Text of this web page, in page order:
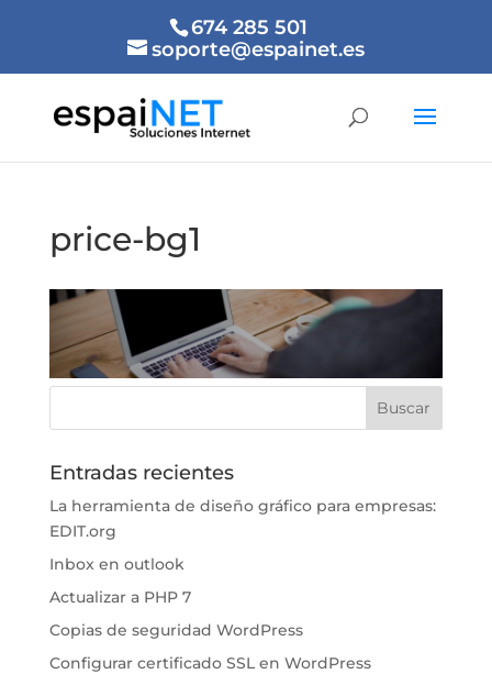
674 285 501
soporte@espainet.es
price-bg1
Entradas recientes
La herramienta de diseño gráfico para empresas:
EDIT.org
Inbox en outlook
Actualizar a PHP 7
Copias de seguridad WordPress
Configurar certificado SSL en WordPress